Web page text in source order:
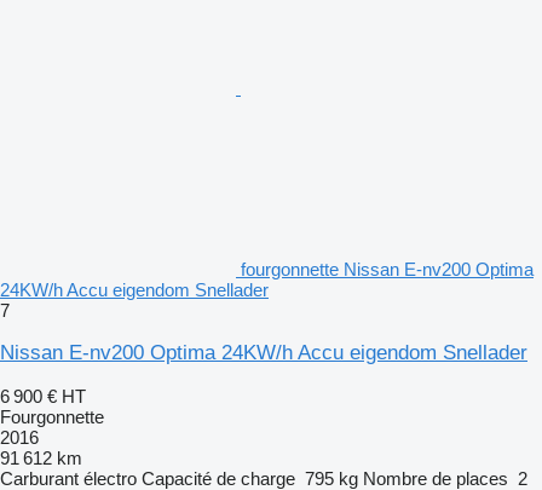
fourgonnette Nissan E-nv200 Optima
24KW/h Accu eigendom Snellader
7
Nissan E-nv200 Optima 24KW/h Accu eigendom Snellader
6 900 € HT
Fourgonnette
2016
91 612 km
Carburant électro Capacité de charge 795 kg Nombre de places 2